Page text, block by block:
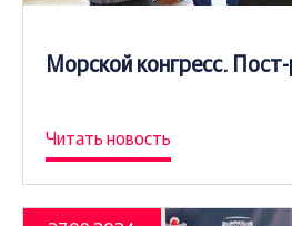
Морской конгресс.
Читать новость